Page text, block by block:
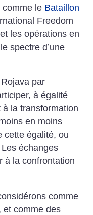
comme le Bataillon
Freedom
les opérations en
spectre d’une
par
à égalité
la transformation
en moins
cette égalité, ou
échanges
à la confrontation
comme
et comme des